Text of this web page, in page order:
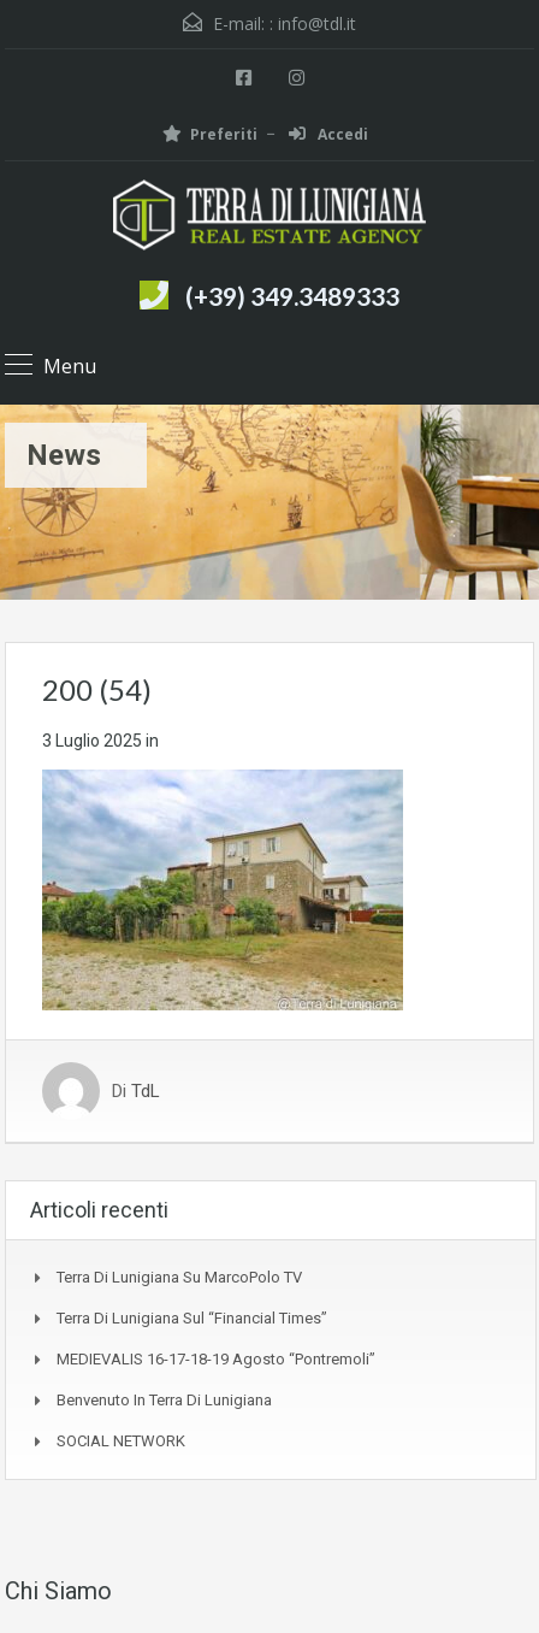
E-mail: : info@tdl.it
Preferiti Accedi
(+39) 349.3489333
Menu
News
200 (54)
3 Luglio 2025 in
Di TdL
Articoli recenti
Terra Di Lunigiana Su MarcoPolo TV
Terra Di Lunigiana Sul “Financial Times”
MEDIEVALIS 16-17-18-19 Agosto “Pontremoli”
Benvenuto In Terra Di Lunigiana
SOCIAL NETWORK
Chi Siamo